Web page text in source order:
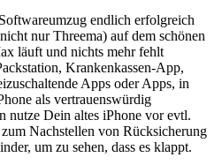
endlich erfolgreich
nur Threema) auf dem schönen
läuft und nichts mehr fehlt
Krankenkassen-App,
Apps oder Apps, in
als vertrauenswürdig
nutze Dein altes iPhone vor evtl.
Nachstellen von Rücksicherung
um zu sehen, dass es klappt.